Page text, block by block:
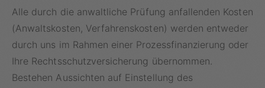
Alle durch die anwaltliche Prüfung anfallenden Kosten
(Anwaltskosten, Verfahrenskosten) werden entweder
durch uns im Rahmen einer Prozessfinanzierung oder
Ihre Rechtsschutzversicherung übernommen.
Bestehen Aussichten auf Einstellung des